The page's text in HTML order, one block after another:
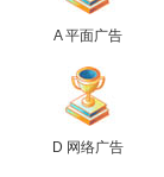
A 平面广告
D 网络广告